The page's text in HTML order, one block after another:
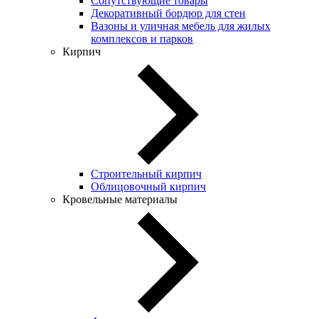
Декоративный бордюр для стен
Вазоны и уличная мебель для жилых
комплексов и парков
Кирпич
Строительный кирпич
Облицовочный кирпич
Кровельные материалы